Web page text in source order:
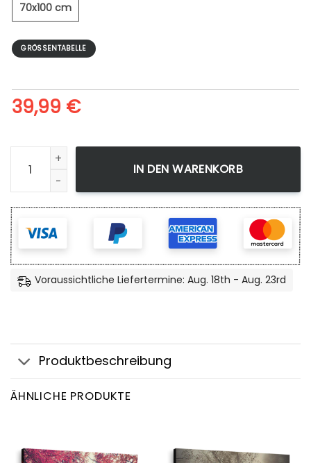
70x100 cm
GRÖSSENTABELLE
39,99 €
Herbst 31 - Leinwandbild Menge
IN DEN WARENKORB
Voraussichtliche Liefertermine: Aug. 18th - Aug. 23rd
Produktbeschreibung
ÄHNLICHE PRODUKTE